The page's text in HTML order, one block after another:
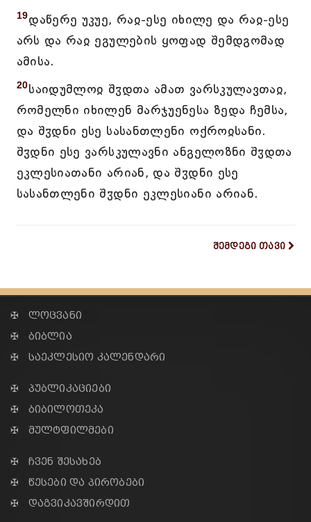
19დაწერე უკუე, რაჲ-ესე იხილე და რაჲ-ესე
არს და რაჲ ეგულების ყოფად შემდგომად
ამისა.
20საიდუმლოჲ შჳდთა ამათ ვარსკულავთაჲ,
რომელნი იხილენ მარჯუენესა ზედა ჩემსა,
და შჳდნი ესე სასანთლენი ოქროჲსანი.
შჳდნი ესე ვარსკულავნი ანგელოზნი შჳდთა
ეკლესიათანი არიან, და შჳდნი ესე
სასანთლენი შჳდნი ეკლესიანი არიან.
შემდეგი თავი
✠ ლოცვანი
✠ ბიბლია
✠ საეკლესიო კალენდარი
✠ პუბლიკაციები
✠ ბიბილოთეკა
✠ მულტფილმები
✠ ჩვენ შესახებ
✠ წესები და პირობები
✠ დაგვიკავშირდით